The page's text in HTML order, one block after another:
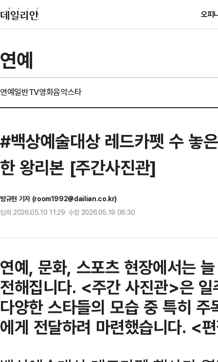
오피
연예
연예일반TV영화음악스타
#백상예술대상 레드카펫 수 놓
한 왕리본 [주간사진관]
방규현 기자 (room1992@dailian.co.kr)
입력 2026.05.10 11:29 수정 2026.05.19 06:30
연예, 문화, 스포츠 현장에서는
전해집니다. <주간 사진관>은
다양한 스타들의 모습 중 특히
에게 전달하려 마련했습니다. <